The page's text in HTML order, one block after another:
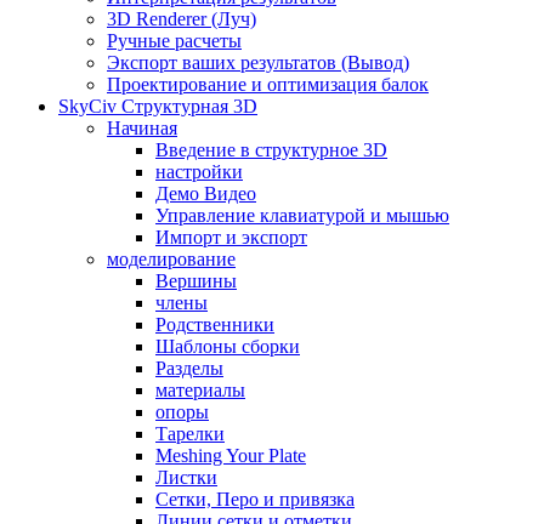
3D Renderer (Луч)
Ручные расчеты
Экспорт ваших результатов (Вывод)
Проектирование и оптимизация балок
SkyCiv Структурная 3D
Начиная
Введение в структурное 3D
настройки
Демо Видео
Управление клавиатурой и мышью
Импорт и экспорт
моделирование
Вершины
члены
Родственники
Шаблоны сборки
Разделы
материалы
опоры
Тарелки
Meshing Your Plate
Листки
Сетки, Перо и привязка